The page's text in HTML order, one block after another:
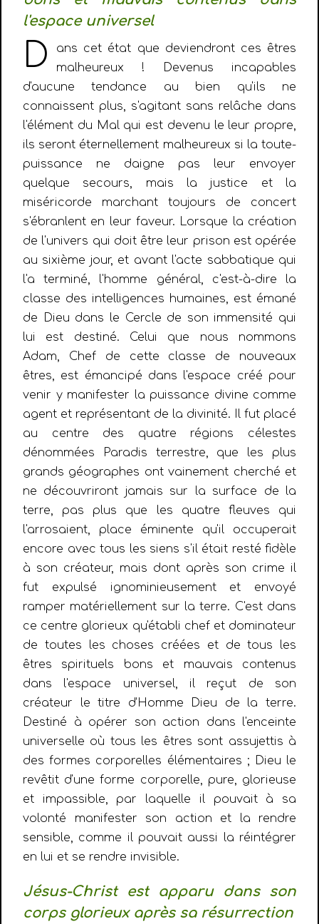
l'espace universel
D
ans cet état que deviendront ces êtres
malheureux ! Devenus incapables
d'aucune tendance au bien qu'ils ne
connaissent plus, s'agitant sans relâche dans
l'élément du Mal qui est devenu le leur propre,
ils seront éternellement malheureux si la toute-
puissance ne daigne pas leur envoyer
quelque secours, mais la justice et la
miséricorde marchant toujours de concert
s'ébranlent en leur faveur. Lorsque la création
de l'univers qui doit être leur prison est opérée
au sixième jour, et avant l'acte sabbatique qui
l'a terminé, l'homme général, c'est-à-dire la
classe des intelligences humaines, est émané
de Dieu dans le Cercle de son immensité qui
lui est destiné. Celui que nous nommons
Adam, Chef de cette classe de nouveaux
êtres, est émancipé dans l'espace créé pour
venir y manifester la puissance divine comme
agent et représentant de la divinité. Il fut placé
au centre des quatre régions célestes
dénommées Paradis terrestre, que les plus
grands géographes ont vainement cherché et
ne découvriront jamais sur la surface de la
terre, pas plus que les quatre fleuves qui
l'arrosaient, place éminente qu'il occuperait
encore avec tous les siens s'il était resté fidèle
à son créateur, mais dont après son crime il
fut expulsé ignominieusement et envoyé
ramper matériellement sur la terre. C'est dans
ce centre glorieux qu'établi chef et dominateur
de toutes les choses créées et de tous les
êtres spirituels bons et mauvais contenus
dans l'espace universel, il reçut de son
créateur le titre d’Homme Dieu de la terre.
Destiné à opérer son action dans l'enceinte
universelle où tous les êtres sont assujettis à
des formes corporelles élémentaires ; Dieu le
revêtit d'une forme corporelle, pure, glorieuse
et impassible, par laquelle il pouvait à sa
volonté manifester son action et la rendre
sensible, comme il pouvait aussi la réintégrer
en lui et se rendre invisible.
Jésus-Christ est apparu dans son
corps glorieux après sa résurrection